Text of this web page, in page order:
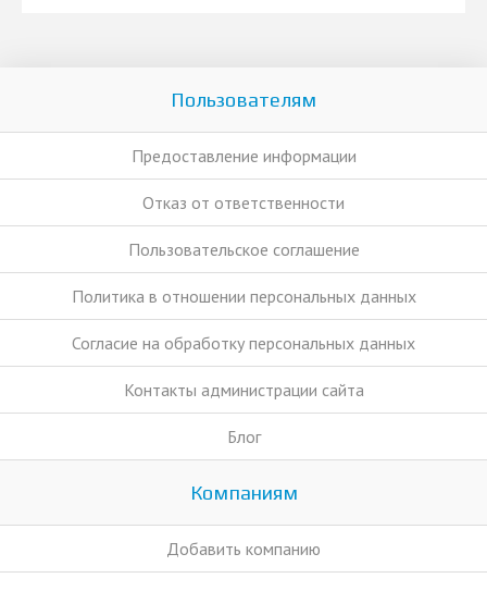
Пользователям
Предоставление информации
Отказ от ответственности
Пользовательское соглашение
Политика в отношении персональных данных
Согласие на обработку персональных данных
Контакты администрации сайта
Блог
Компаниям
Добавить компанию